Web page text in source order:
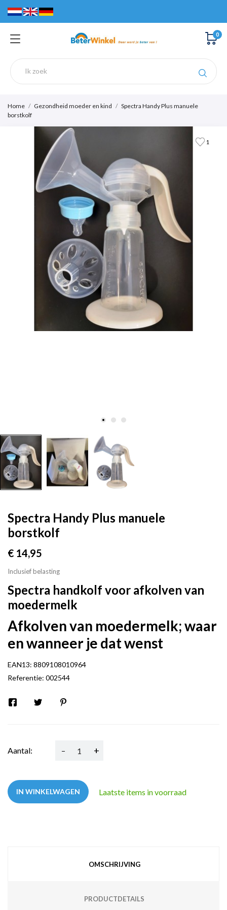
0
Home Gezondheid moeder en kind
Spectra Handy Plus manuele
borstkolf
1
Spectra Handy Plus manuele
borstkolf
€ 14,95
Inclusief belasting
Spectra handkolf voor afkolven van
moedermelk
Afkolven van moedermelk; waar
en wanneer je dat wenst
EAN13: 8809108010964
Referentie: 002544
Aantal: - +
IN WINKELWAGEN Laatste items in voorraad
OMSCHRIJVING
PRODUCTDETAILS